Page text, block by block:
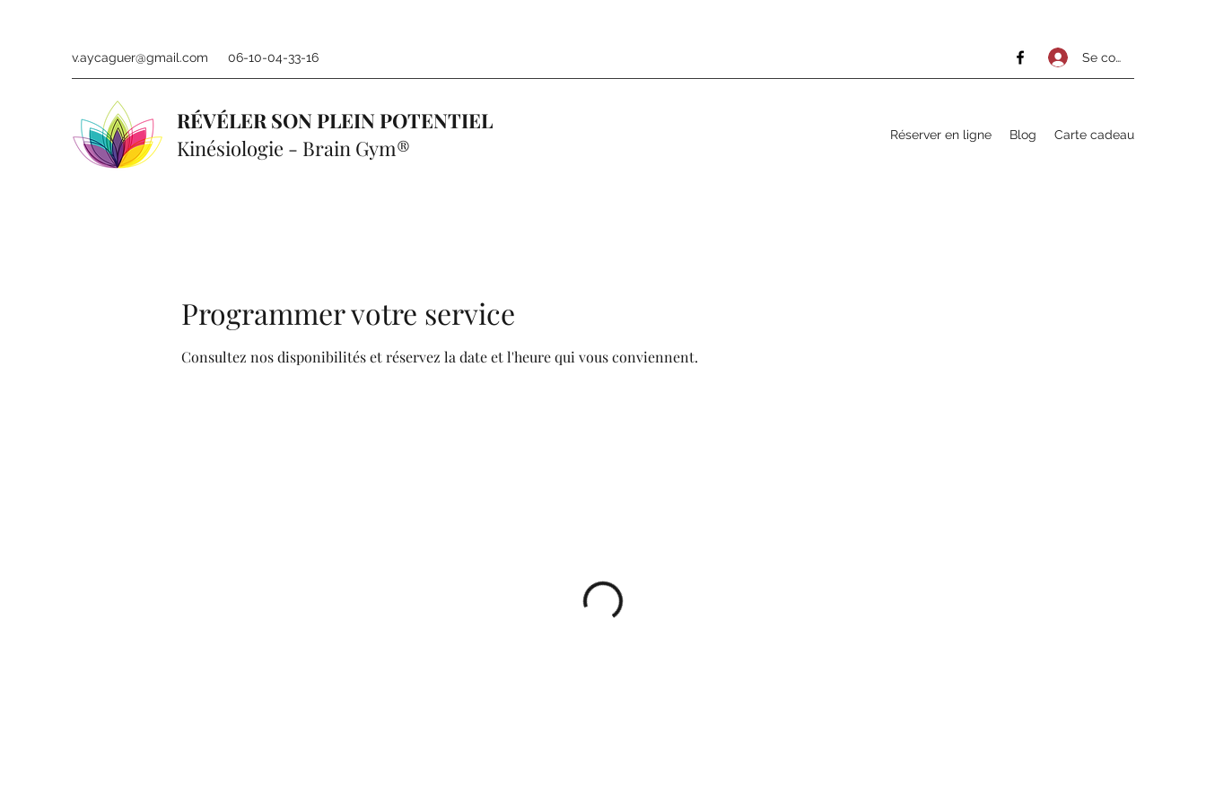
v.aycaguer@gmail.com 06-10-04-33-16 Se connecter
RÉVÉLER SON PLEIN POTENTIEL
Kinésiologie - Brain Gym®
Réserver en ligne Blog Carte cadeau
Programmer votre service
Consultez nos disponibilités et réservez la date et l'heure qui vous conviennent.